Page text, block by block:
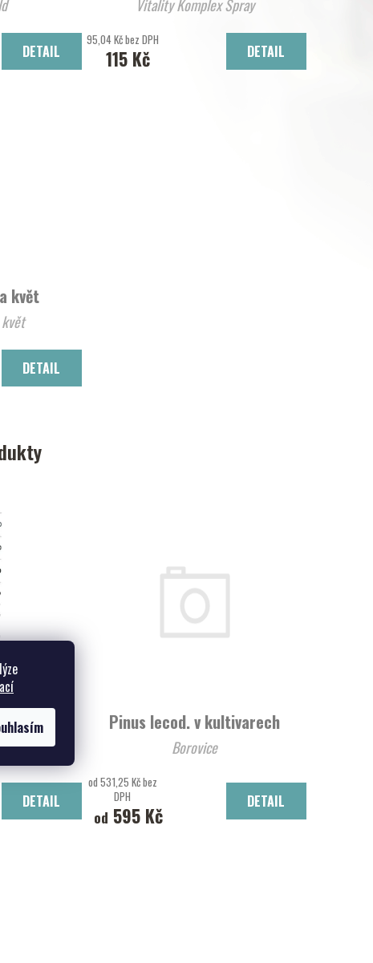
DETAIL
Vitality Komplex Spray
95,04 Kč bez DPH
115 Kč DETAIL
květ
DETAIL
DETAIL
Pinus lecod. v kultivarech
Borovice
od 531,25 Kč bez
DPH
od 595 Kč
DETAIL